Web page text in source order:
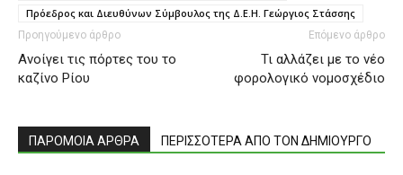
Πρόεδρος και Διευθύνων Σύμβουλος της Δ.Ε.Η. Γεώργιος Στάσσης
Προηγούμενο άρθρο
Ανοίγει τις πόρτες του το
καζίνο Ρίου
Επόμενο άρθρο
Τι αλλάζει με το νέο
φορολογικό νομοσχέδιο
ΠΑΡΟΜΟΙΑ ΑΡΘΡΑ ΠΕΡΙΣΣΟΤΕΡΑ ΑΠΟ ΤΟΝ ΔΗΜΙΟΥΡΓΟ